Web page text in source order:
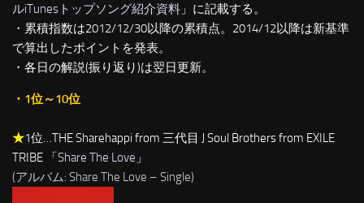
ルiTunesトップソング紹介資料 」に記載する。
・累積指数は2012/12/30以降の累積点。2014/12以降は新基準
で算出したポイントを発表。
・各日の解説(振り返り)は翌日更新。
・1位～10位
★1位…THE Sharehappi from 三代目 J Soul Brothers from EXILE
TRIBE 「Share The Love 」
(アルバム: Share The Love – Single)